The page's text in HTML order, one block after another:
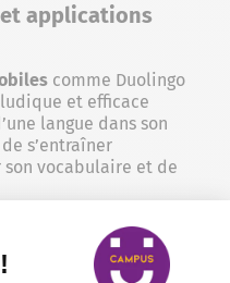
applications
comme Duolingo
et efficace
langue dans son
s’entraîner
vocabulaire et de
pas une formation
professionnels.